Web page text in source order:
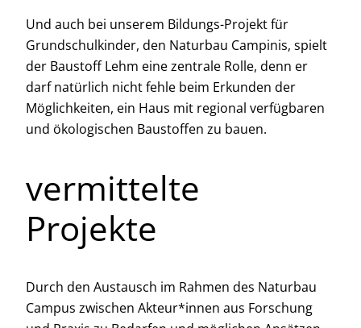
Und auch bei unserem Bildungs-Projekt für
Grundschulkinder, den Naturbau Campinis, spielt
der Baustoff Lehm eine zentrale Rolle, denn er
darf natürlich nicht fehle beim Erkunden der
Möglichkeiten, ein Haus mit regional verfügbaren
und ökologischen Baustoffen zu bauen.
vermittelte
Projekte
Durch den Austausch im Rahmen des Naturbau
Campus zwischen Akteur*innen aus Forschung